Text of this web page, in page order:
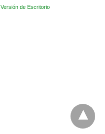
Versión de Escritorio